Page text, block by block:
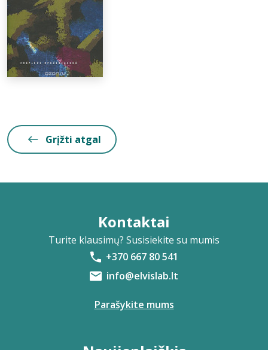
Grįžti atgal
Kontaktai
Turite klausimų? Susisiekite su mumis
+370 667 80 541
info@elvislab.lt
Parašykite mums